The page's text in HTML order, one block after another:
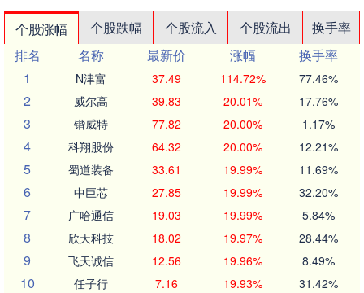
个股涨幅 个股跌幅 个股流入 个股流出
换手率
排名
名称 最新价 涨幅
换手率
1
N津富 37.49 114.72% 77.46%
2 威尔高 39.83 20.01% 17.76%
3 锴威特 77.82 20.00% 1.17%
4 科翔股份 64.32 20.00% 12.21%
5 蜀道装备 33.61 19.99% 11.69%
6 中巨芯 27.85 19.99% 32.20%
7 广哈通信 19.03 19.99% 5.84%
8 欣天科技 18.02 19.97% 28.44%
9 飞天诚信 12.56 19.96% 8.49%
10 任子行 7.16 19.93% 31.42%